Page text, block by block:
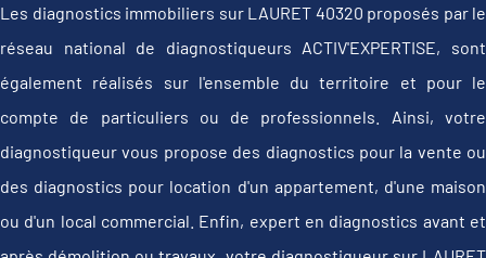
Les diagnostics immobiliers sur LAURET 40320 proposés par le
réseau national de diagnostiqueurs ACTIV'EXPERTISE, sont
également réalisés sur l'ensemble du territoire et pour le
compte de particuliers ou de professionnels. Ainsi, votre
diagnostiqueur vous propose des diagnostics pour la vente ou
des diagnostics pour location d'un appartement, d'une maison
ou d'un local commercial. Enfin, expert en diagnostics avant et